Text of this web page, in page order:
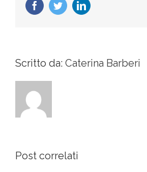
FacebookTwitterLinkedIn
Scritto da: Caterina Barberi
Post correlati